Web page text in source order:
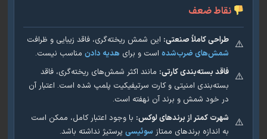
نقاط ضعف
طراحی کاملاً صنعتی:این شمش ریخته‌گری، فاقد زیبایی و ظرافت
شمش‌های ضرب‌شده است و برایهدیه دادنمناسب نیست.
فاقد بسته‌بندی کارتی:مانند اکثر شمش‌های ریخته‌گری، فاقد
بسته‌بندی امنیتی و کارت سرتیفیکیت پلمپ شده است. اعتبار آن
در خود شمش و برند آن نهفته است.
شهرت کمتر از برندهای لوکس:با وجود اعتبار کامل، ممکن است
به اندازه برندهای ممتازسوئیسیپرستیژ نداشته باشد.